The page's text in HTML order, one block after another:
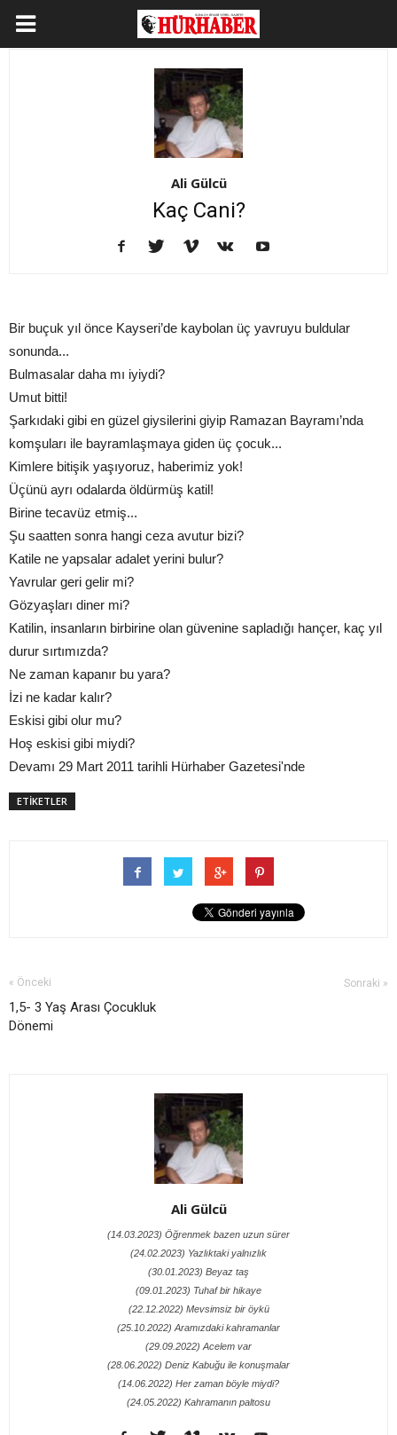
Ali Gülcü
Kaç Cani?
Bir buçuk yıl önce Kayseri’de kaybolan üç yavruyu buldular
sonunda...
Bulmasalar daha mı iyiydi?
Umut bitti!
Şarkıdaki gibi en güzel giysilerini giyip Ramazan Bayramı’nda
komşuları ile bayramlaşmaya giden üç çocuk...
Kimlere bitişik yaşıyoruz, haberimiz yok!
Üçünü ayrı odalarda öldürmüş katil!
Birine tecavüz etmiş...
Şu saatten sonra hangi ceza avutur bizi?
Katile ne yapsalar adalet yerini bulur?
Yavrular geri gelir mi?
Gözyaşları diner mi?
Katilin, insanların birbirine olan güvenine sapladığı hançer, kaç yıl
durur sırtımızda?
Ne zaman kapanır bu yara?
İzi ne kadar kalır?
Eskisi gibi olur mu?
Hoş eskisi gibi miydi?
Devamı 29 Mart 2011 tarihli Hürhaber Gazetesi'nde
ETİKETLER
« Önceki
1,5- 3 Yaş Arası Çocukluk
Dönemi
Sonraki »
Ali Gülcü
(14.03.2023) Öğrenmek bazen uzun sürer
(24.02.2023) Yazlıktaki yalnızlık
(30.01.2023) Beyaz taş
(09.01.2023) Tuhaf bir hikaye
(22.12.2022) Mevsimsiz bir öykü
(25.10.2022) Aramızdaki kahramanlar
(29.09.2022) Acelem var
(28.06.2022) Deniz Kabuğu ile konuşmalar
(14.06.2022) Her zaman böyle miydi?
(24.05.2022) Kahramanın paltosu